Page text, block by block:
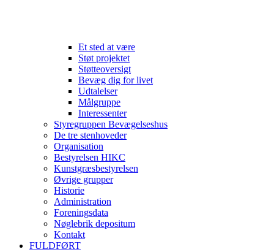
Et sted at være
Støt projektet
Støtteoversigt
Bevæg dig for livet
Udtalelser
Målgruppe
Interessenter
Styregruppen Bevægelseshus
De tre stenhoveder
Organisation
Bestyrelsen HIKC
Kunstgræsbestyrelsen
Øvrige grupper
Historie
Administration
Foreningsdata
Nøglebrik depositum
Kontakt
FULDFØRT